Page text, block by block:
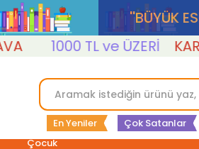
''BÜYÜK
1000 TL ve ÜZERİ
En Yeniler Çok Satanlar
Çocuk